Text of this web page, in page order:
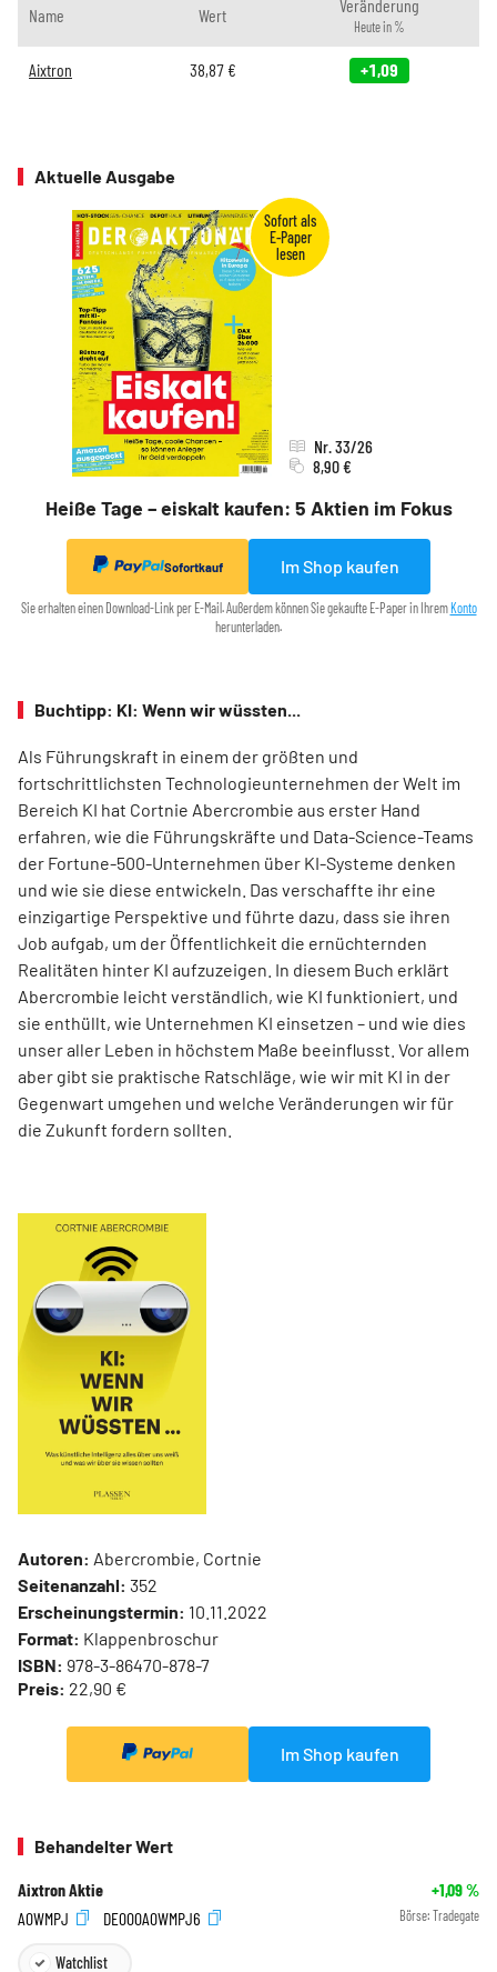
Name Wert Veränderung
Heute in %
Aixtron 38,87€ +1,09
Aktuelle Ausgabe
Heiße Tage – eiskalt kaufen: 5 Aktien im Fokus
Nr. 33/26
8,90 €
Sofortkauf Im Shop kaufen
Sie erhalten einen Download-Link per E-Mail. Außerdem können Sie gekaufte E-Paper in Ihrem Konto
herunterladen.
Buchtipp: KI: Wenn wir wüssten...
Als Führungskraft in einem der größten und
fortschrittlichsten ­Technologieunternehmen der Welt im
Bereich KI hat Cortnie ­Abercrombie aus erster Hand
erfahren, wie die Führungskräfte und Data-Science-Teams
der Fortune-500-Unternehmen über KI-Systeme denken
und wie sie diese entwickeln. Das verschaffte ihr eine
einzigartige Perspektive und führte dazu, dass sie ihren
Job aufgab, um der Öffentlichkeit die ernüchternden
Realitäten hinter KI aufzuzeigen. In diesem Buch erklärt
Abercrombie leicht verständlich, wie KI funktioniert, und
sie enthüllt, wie Unternehmen KI einsetzen – und wie dies
unser aller Leben in höchstem Maße beeinflusst. Vor allem
aber gibt sie praktische Ratschläge, wie wir mit KI in der
Gegenwart umgehen und welche Veränderungen wir für
die Zukunft fordern sollten.
Autoren: Abercrombie, Cortnie
Seitenanzahl: 352
Erscheinungstermin: 10.11.2022
Format: Klappenbroschur
ISBN: 978-3-86470-878-7
Preis: 22,90 €
Im Shop kaufen
Behandelter Wert
Aixtron Aktie +1,09%
A0WMPJ
DE000A0WMPJ6 Börse: Tradegate
Watchlist